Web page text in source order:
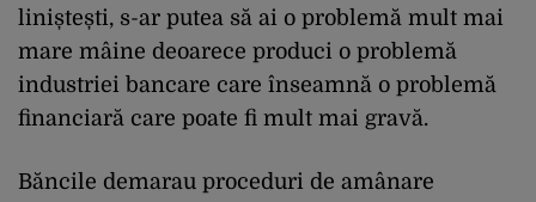
liniștești, s-ar putea să ai o problemă mult mai
mare mâine deoarece produci o problemă
industriei bancare care înseamnă o problemă
financiară care poate fi mult mai gravă.
Băncile demarau proceduri de amânare